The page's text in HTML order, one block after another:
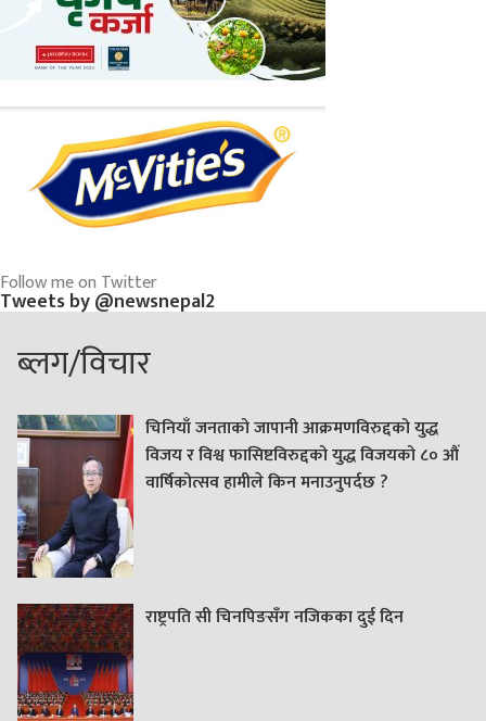
Follow me on Twitter
Tweets by @newsnepal2
ब्लग/विचार
चिनियाँ जनताको जापानी आक्रमणविरुद्दको युद्ध
विजय र विश्व फासिष्टविरुद्दको युद्ध विजयको ८० औं
वार्षिकोत्सव हामीले किन मनाउनुपर्दछ ?
राष्ट्रपति सी चिनपिङसँग नजिकका दुई दिन